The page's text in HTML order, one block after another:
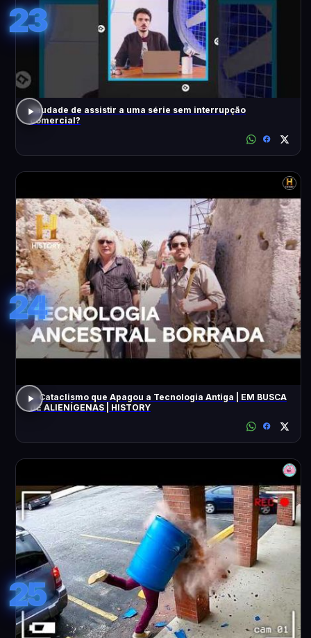
23
Saudade de assistir a uma série sem interrupção
comercial?
24
O Cataclismo que Apagou a Tecnologia Antiga | EM BUSCA
DE ALIENÍGENAS | HISTORY
25